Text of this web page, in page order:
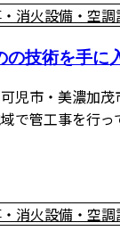
消火設備・空
技術を手に
児市・美濃加茂
で管工事を行
消火設備・空